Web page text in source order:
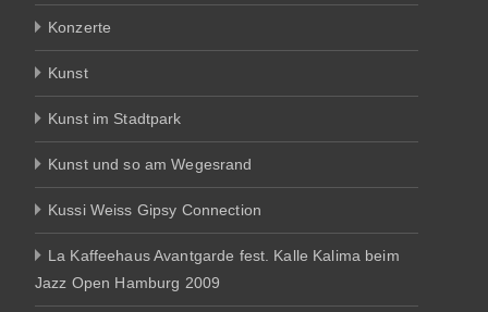
Konzerte
Kunst
Kunst im Stadtpark
Kunst und so am Wegesrand
Kussi Weiss Gipsy Connection
La Kaffeehaus Avantgarde fest. Kalle Kalima beim
Jazz Open Hamburg 2009